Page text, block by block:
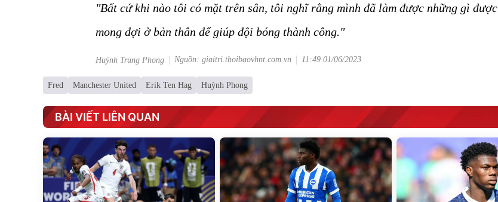
"Bất cứ khi nào tôi có mặt trên sân, tôi nghĩ rằng mình đã làm được những gì được
mong đợi ở bản thân để giúp đội bóng thành công."
Huỳnh Trung Phong Nguồn: giaitri.thoibaovhnt.com.vn 11:49 01/06/2023
Fred Manchester United Erik Ten Hag Huỳnh Phong
BÀI VIẾT LIÊN QUAN